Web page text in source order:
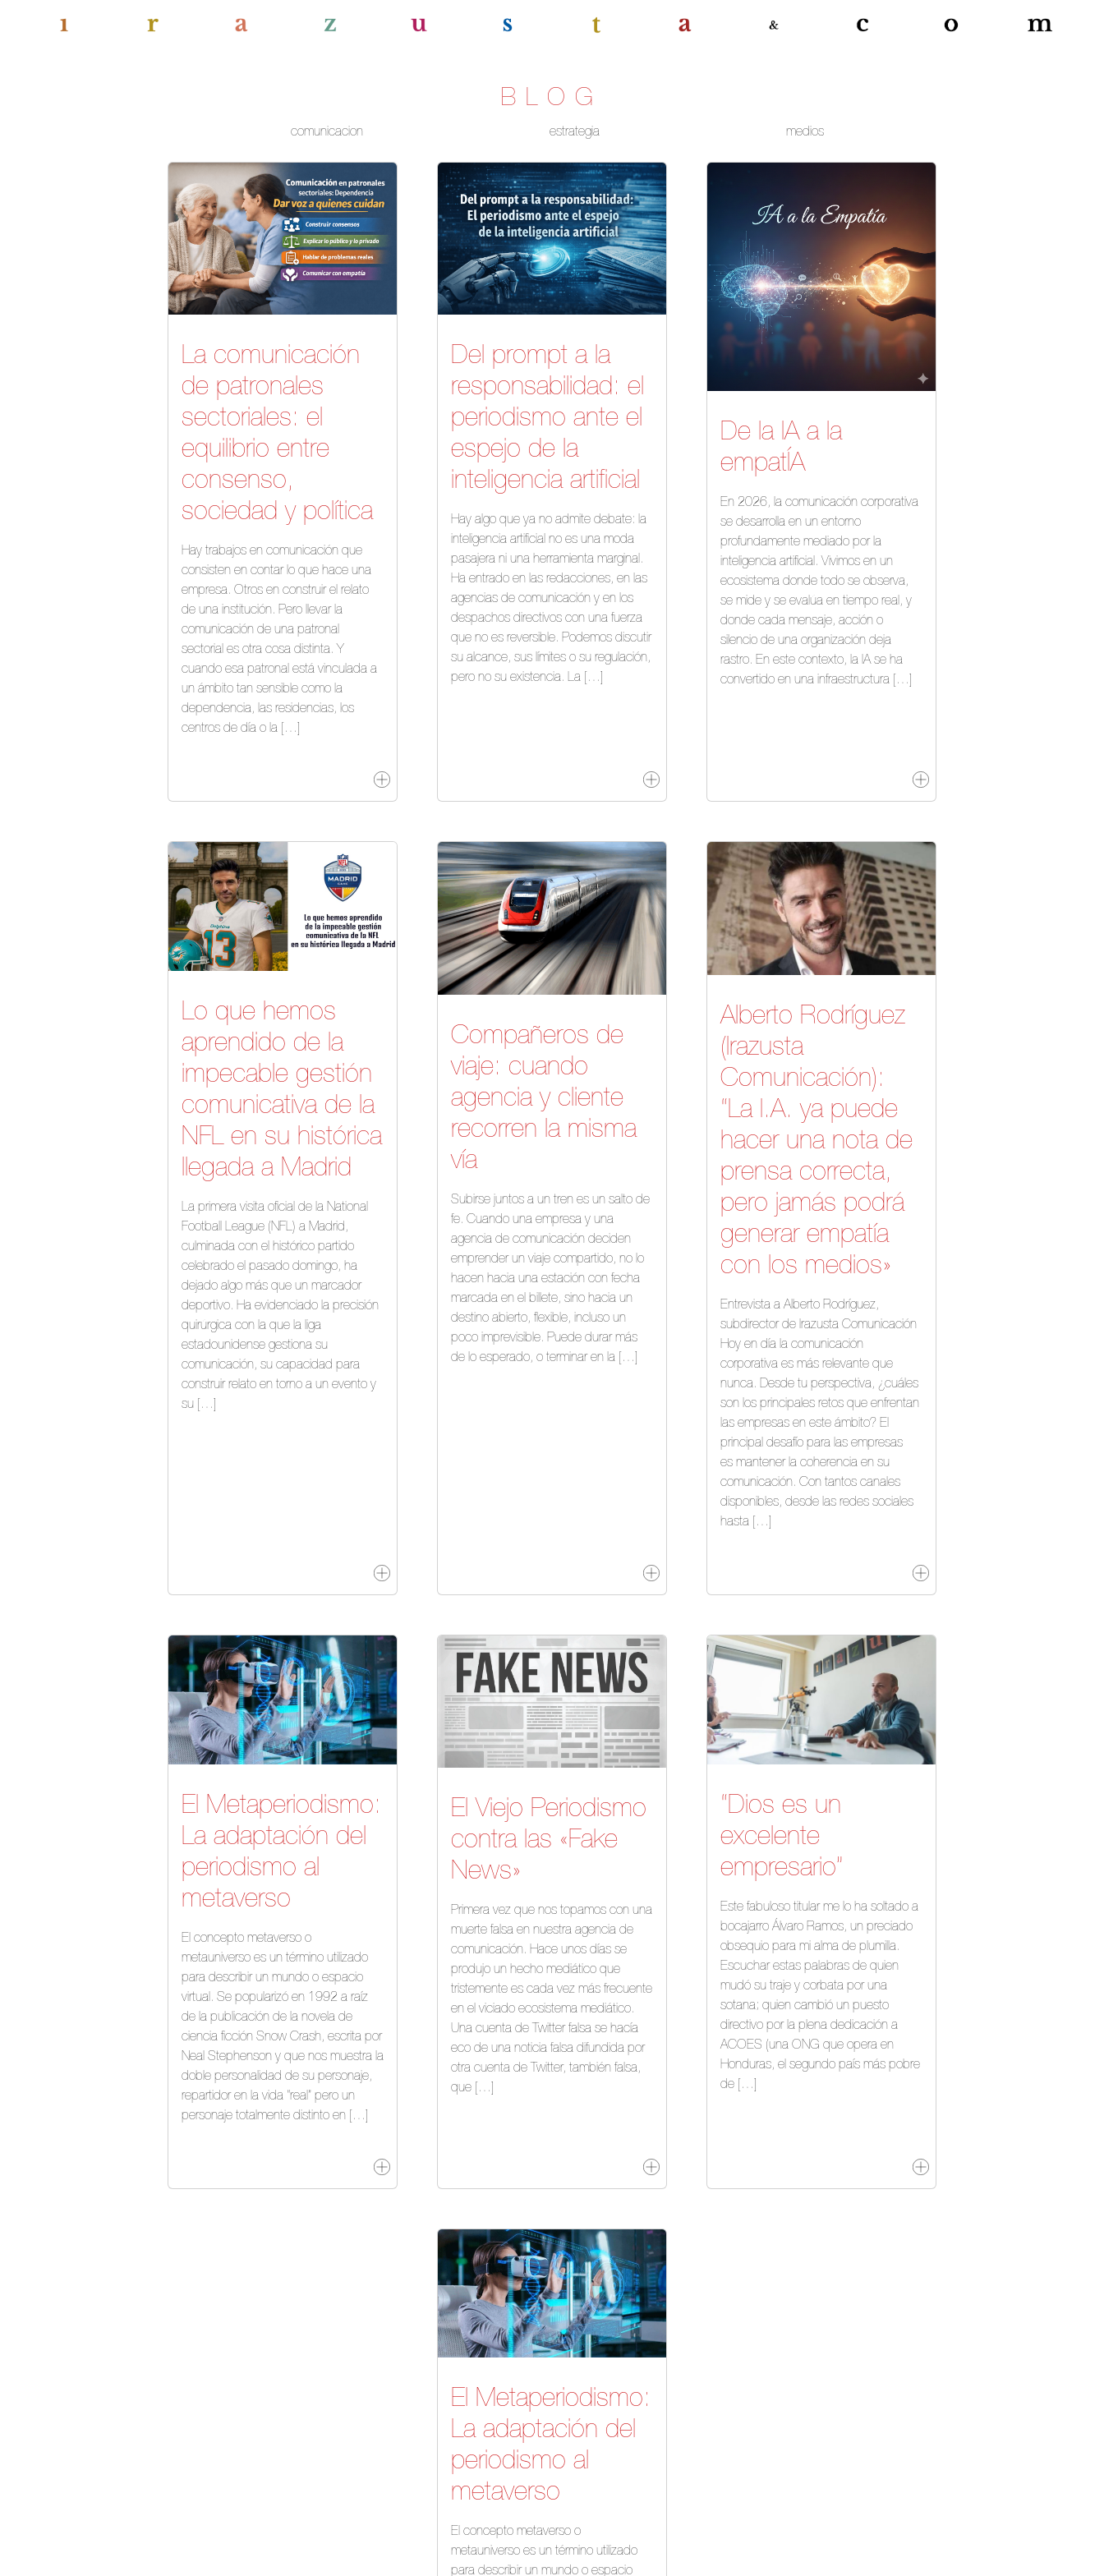
BLOG
comunicacion estrategia medios
La comunicación
de patronales
sectoriales: el
equilibrio entre
consenso,
sociedad y política
Hay trabajos en comunicación que
consisten en contar lo que hace una
empresa. Otros en construir el relato
de una institución. Pero llevar la
comunicación de una patronal
sectorial es otra cosa distinta. Y
cuando esa patronal está vinculada a
un ámbito tan sensible como la
dependencia, las residencias, los
centros de día o la […]
Del prompt a la
responsabilidad: el
periodismo ante el
espejo de la
inteligencia artificial
Hay algo que ya no admite debate: la
inteligencia artificial no es una moda
pasajera ni una herramienta marginal.
Ha entrado en las redacciones, en las
agencias de comunicación y en los
despachos directivos con una fuerza
que no es reversible. Podemos discutir
su alcance, sus límites o su regulación,
pero no su existencia. La […]
De la IA a la
empatÍA
En 2026, la comunicación corporativa
se desarrolla en un entorno
profundamente mediado por la
inteligencia artificial. Vivimos en un
ecosistema donde todo se observa,
se mide y se evalúa en tiempo real, y
donde cada mensaje, acción o
silencio de una organización deja
rastro. En este contexto, la IA se ha
convertido en una infraestructura […]
Lo que hemos
aprendido de la
impecable gestión
comunicativa de la
NFL en su histórica
llegada a Madrid
La primera visita oficial de la National
Football League (NFL) a Madrid,
culminada con el histórico partido
celebrado el pasado domingo, ha
dejado algo más que un marcador
deportivo. Ha evidenciado la precisión
quirúrgica con la que la liga
estadounidense gestiona su
comunicación, su capacidad para
construir relato en torno a un evento y
su […]
Compañeros de
viaje: cuando
agencia y cliente
recorren la misma
vía
Subirse juntos a un tren es un salto de
fe. Cuando una empresa y una
agencia de comunicación deciden
emprender un viaje compartido, no lo
hacen hacia una estación con fecha
marcada en el billete, sino hacia un
destino abierto, flexible, incluso un
poco imprevisible. Puede durar más
de lo esperado, o terminar en la […]
Alberto Rodríguez
(Irazusta
Comunicación):
“La I.A. ya puede
hacer una nota de
prensa correcta,
pero jamás podrá
generar empatía
con los medios»
Entrevista a Alberto Rodríguez,
subdirector de Irazusta Comunicación
Hoy en día la comunicación
corporativa es más relevante que
nunca. Desde tu perspectiva, ¿cuáles
son los principales retos que enfrentan
las empresas en este ámbito? El
principal desafío para las empresas
es mantener la coherencia en su
comunicación. Con tantos canales
disponibles, desde las redes sociales
hasta […]
El Metaperiodismo:
La adaptación del
periodismo al
metaverso
El concepto metaverso o
metauniverso es un término utilizado
para describir un mundo o espacio
virtual. Se popularizó en 1992 a raíz
de la publicación de la novela de
ciencia ficción Snow Crash, escrita por
Neal Stephenson y que nos muestra la
doble personalidad de su personaje,
repartidor en la vida “real” pero un
personaje totalmente distinto en […]
El Viejo Periodismo
contra las «Fake
News»
Primera vez que nos topamos con una
muerte falsa en nuestra agencia de
comunicación. Hace unos días se
produjo un hecho mediático que
tristemente es cada vez más frecuente
en el viciado ecosistema mediático.
Una cuenta de Twitter falsa se hacía
eco de una noticia falsa difundida por
otra cuenta de Twitter, también falsa,
que […]
“Dios es un
excelente
empresario”
Este fabuloso titular me lo ha soltado a
bocajarro Álvaro Ramos, un preciado
obsequio para mi alma de plumilla.
Escuchar estas palabras de quien
mudó su traje y corbata por una
sotana; quien cambió un puesto
directivo por la plena dedicación a
ACOES (una ONG que opera en
Honduras, el segundo país más pobre
de […]
El Metaperiodismo:
La adaptación del
periodismo al
metaverso
El concepto metaverso o
metauniverso es un término utilizado
para describir un mundo o espacio